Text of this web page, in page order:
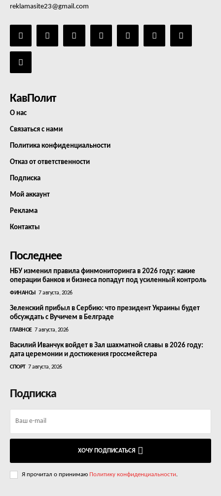
reklamasite23@gmail.com
КавПолит
О нас
Связаться с нами
Политика конфиденциальности
Отказ от ответственности
Подписка
Мой аккаунт
Реклама
Контакты
Последнее
НБУ изменил правила финмониторинга в 2026 году: какие
операции банков и бизнеса попадут под усиленный контроль
ФИНАНСЫ 7 августа, 2026
Зеленский прибыл в Сербию: что президент Украины будет
обсуждать с Вучичем в Белграде
ГЛАВНОЕ 7 августа, 2026
Василий Иванчук войдет в Зал шахматной славы в 2026 году:
дата церемонии и достижения гроссмейстера
СПОРТ 7 августа, 2026
Подписка
ХОЧУ ПОДПИСАТЬСЯ
Я прочитал о принимаю Политику конфиденциальности.